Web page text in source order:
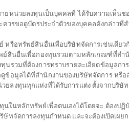
SHARE
ตั้งแต่ต้นปี
วันที่ 6 สิงหาคม 2569
มีเงินปันผล
มูลค่าห
-
ข้อมูล ณ วันที่
*ตามสกุล
ยหน่วยลงทุนเป็นบุคคลที่ ได้รับความเห็นช
วรขอดูบัตรประจำตัวของบุคคลดังกล่าวที่
หรือทรัพย์สินอื่นเพื่อบริษัทจัดการเช่นเดีย
ย์สินอื่นเพื่อกองทุนรวมตามหลักเกณฑ์ที่สำ
นรวมที่ต้องการทราบรายละเอียดข้อมูลกา
ข้อมูลได้ที่สำนักงานของบริษัทจัดการ หรือ
ลงทุนทุกแห่งที่ได้รับการแต่ง ตั้งจากบริษัท
ในหลักทรัพย์เพื่อตนเองได้โดยจะ ต้องปฏิ
ทจัดการลงทุนกำหนด และจะต้องเปิดเผย